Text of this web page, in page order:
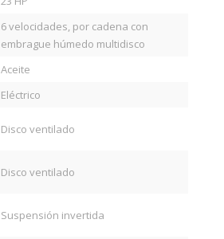
6 velocidades, por cadena con
embrague húmedo multidisco
Aceite
Eléctrico
Disco ventilado
Disco ventilado
Suspensión invertida